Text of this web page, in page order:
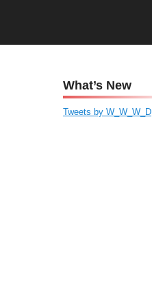
What’s New
Tweets by W_W_W_D